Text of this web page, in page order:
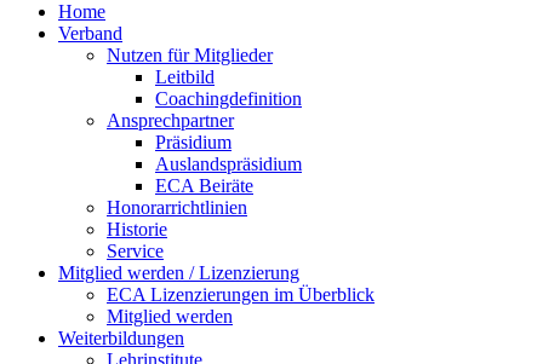
Home
Verband
Nutzen für Mitglieder
Leitbild
Coachingdefinition
Ansprechpartner
Präsidium
Auslandspräsidium
ECA Beiräte
Honorarrichtlinien
Historie
Service
Mitglied werden / Lizenzierung
ECA Lizenzierungen im Überblick
Mitglied werden
Weiterbildungen
Lehrinstitute